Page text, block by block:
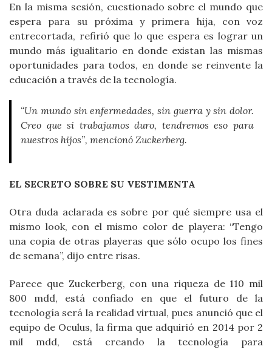
En la misma sesión, cuestionado sobre el mundo que
espera para su próxima y primera hija, con voz
entrecortada, refirió que lo que espera es lograr un
mundo más igualitario en donde existan las mismas
oportunidades para todos, en donde se reinvente la
educación a través de la tecnología.
“Un mundo sin enfermedades, sin guerra y sin dolor.
Creo que si trabajamos duro, tendremos eso para
nuestros hijos”, mencionó Zuckerberg.
EL SECRETO SOBRE SU VESTIMENTA
Otra duda aclarada es sobre por qué siempre usa el
mismo look, con el mismo color de playera: “Tengo
una copia de otras playeras que sólo ocupo los fines
de semana”, dijo entre risas.
Parece que Zuckerberg, con una riqueza de 110 mil
800 mdd, está confiado en que el futuro de la
tecnología será la realidad virtual, pues anunció que el
equipo de Oculus, la firma que adquirió en 2014 por 2
mil mdd, está creando la tecnología para